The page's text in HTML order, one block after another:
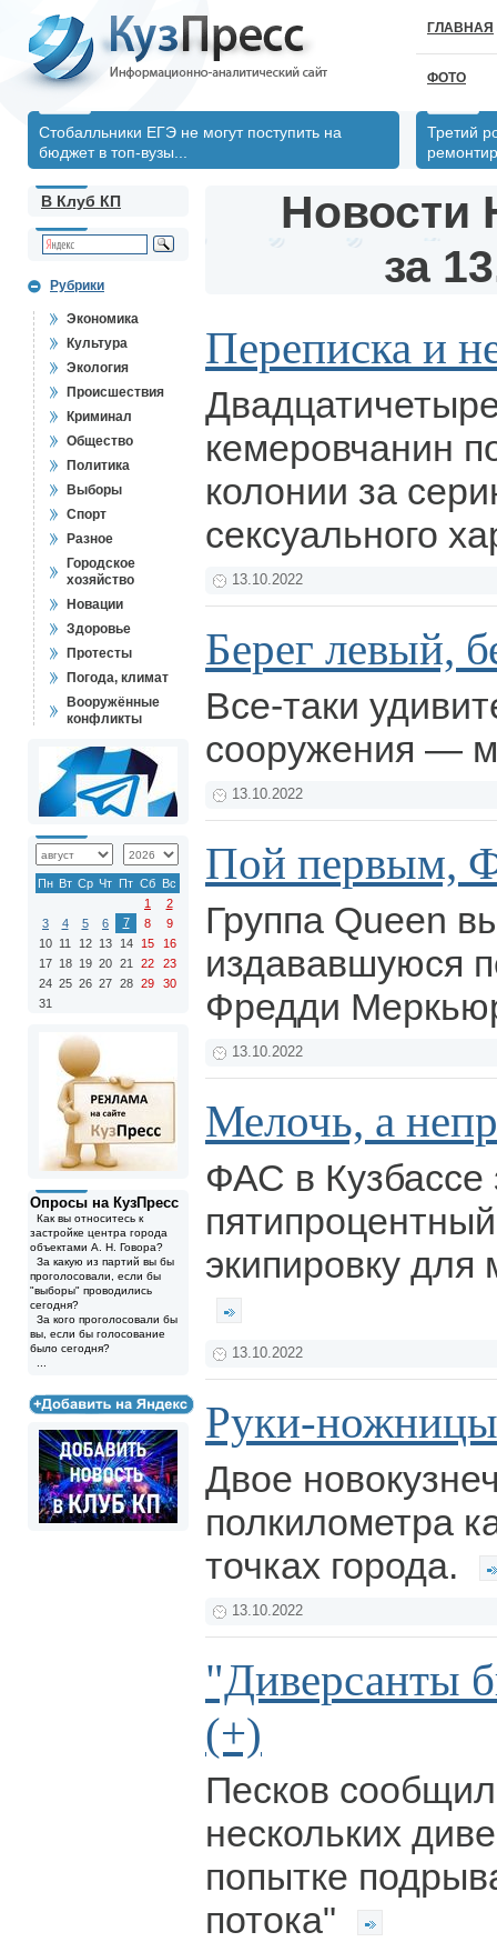
ГЛАВНАЯ
ФОТО
Стобалльники ЕГЭ не могут поступить на
бюджет в топ-вузы...
Третий
В Клуб КП
Рубрики
Экономика
Культура
Экология
Происшествия
Криминал
Общество
Политика
Выборы
Спорт
Разное
Городское
хозяйство
Новации
Здоровье
Протесты
Погода, климат
Вооружённые
конфликты
Пн Вт Ср Чт Пт Сб Вс
1
2
3
4 5 6 7 8
9
10 11 12 13 14 15
16
17 18 19 20 21 22
23
24 25 26 27 28 29
30
31
Опросы на КузПресс
Как вы относитесь к
застройке центра города
объектами А. Н. Говора?
За какую из партий вы бы
проголосовали, если бы
"выборы" проводились
сегодня?
За кого проголосовали бы
вы, если бы голосование
было сегодня?
Новости
за
Переписка и
кемеровчанин
колонии за
сексуального
13.10.2022
Берег левый,
Все-таки
сооружения —
13.10.2022
Пой первым,
Группа Queen
издававшуюся
Фредди
13.10.2022
Мелочь, а
ФАС в Кузбассе
экипировку
13.10.2022
Руки-ножницы
Двое
полкилометра
точках города.
13.10.2022
"Диверсанты
(+)
Песков
нескольких
попытке
потока"